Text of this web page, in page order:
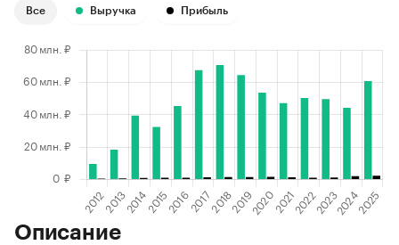
Все Выручка Прибыль
Описание